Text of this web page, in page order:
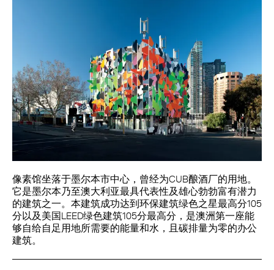
像素馆坐落于墨尔本市中心，曾经为CUB酿酒厂的用地。
它是墨尔本乃至澳大利亚最具代表性及雄心勃勃富有潜力
的建筑之一。本建筑成功达到环保建筑绿色之星最高分105
分以及美国LEED绿色建筑105分最高分，是澳洲第一座能
够自给自足用地所需要的能量和水，且碳排量为零的办公
建筑。